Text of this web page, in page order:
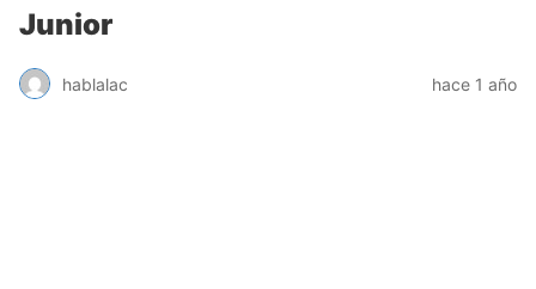
Junior
hablalac hace 1 año